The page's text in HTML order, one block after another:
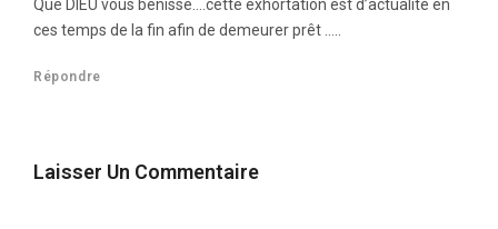
Que DIEU vous bénisse….cette exhortation est d’actualité en
ces temps de la fin afin de demeurer prêt …..
Répondre
Laisser Un Commentaire